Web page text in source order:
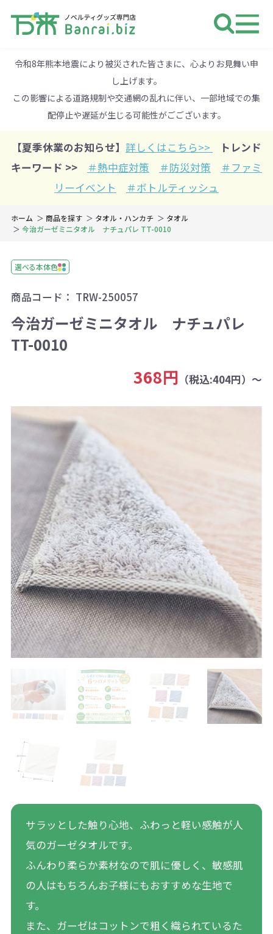
令和8年熊本地震により被災された皆さまに、心よりお見舞い申
し上げます。
この影響による道路規制や交通網の乱れに伴い、一部地域での集
配停止や遅延が生じる可能性がごございます。
【夏季休業のお知らせ】 詳しくはこちら>>
トレンド
キーワード >>
＃熱中症対策 ＃防災対策
＃ファミ
リーイベント
＃ボトルティッシュ
ホーム 商品を探す タオル・ハンカチ
タオル
今治ガーゼミニタオル ナチュパレ TT-0010
選べる本体色
商品コード： TRW-250057
今治ガーゼミニタオル ナチュパレ
TT-0010
368円 （税込:404円）～
サラッとした触り心地、ふわっと軽い感触が人
気のガーゼタオルです。
ふんわり柔らか素材なので肌に優しく、敏感肌
の人はもちろんお子様にもおすすめな生地で
す。
また、ガーゼはコットンで粗く織られているた